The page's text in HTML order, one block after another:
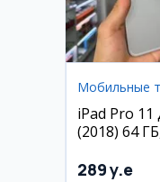
Мобильные
iPad Pro
(2018) 64
289 y.e